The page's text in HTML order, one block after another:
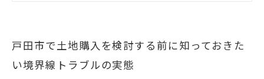
現する戸田市でのポイント
戸田市の土地購入後、境界問題に悩まされない
戸田市で土地購入を検討する前に知っておきた
い境界線トラブルの実態